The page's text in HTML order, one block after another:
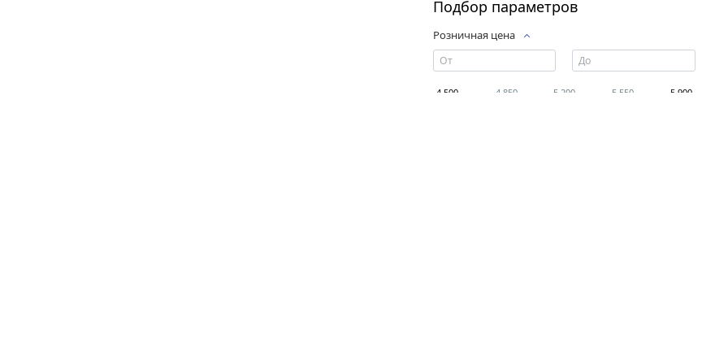
Подбор параметров
Розничная цена
4 500 4 850 5 200 5 550 5 900